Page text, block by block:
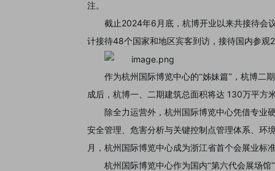
注。
截止 2024年6 月底，杭博开业以来共接待会
计接待48个国家和地区宾客到访，接待国内参观
作为杭州国际博览中心的“姊妹篇”，杭博二
成后，杭博一、二期建筑总面积将达 130万平方
除全力运营外，杭州国际博览中心凭借专业
安全管理、危害分析与关键控制点管理体系、环
月，杭州国际博览中心成为浙江省首个会展业标
杭州国际博览中心作为国内“第六代会展场